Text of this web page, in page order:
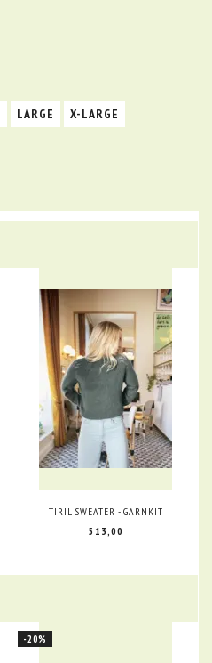
LARGE
X-LARGE
TIRIL SWEATER - GARNKIT
513,00
-20%